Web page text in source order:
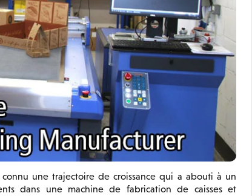
une trajectoire de croissance qui a abouti à un
dans une machine de fabrication de caisses et